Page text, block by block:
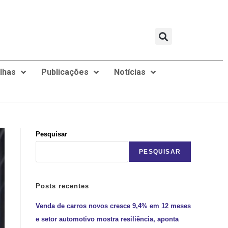
Publicações Notícias
Pesquisar
PESQUISAR
Posts recentes
Venda de carros novos cresce 9,4% em 12 meses
e setor automotivo mostra resiliência, aponta